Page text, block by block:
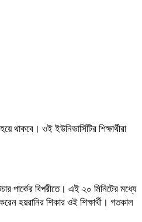
থাকবে। ওই ইউনিভার্সিটির শিক্ষার্থীরা
পার্কের বিপরীতে। এই ২০ মিনিটের মধ্যে
হয়রানির শিকার ওই শিক্ষার্থী। গতকাল